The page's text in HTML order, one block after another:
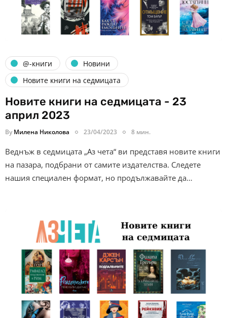
@-книги
Новини
Новите книги на седмицата
Новите книги на седмицата - 23
април 2023
By Милена Николова 23/04/2023 8 мин.
Веднъж в седмицата „Аз чета“ ви представя новите книги
на пазара, подбрани от самите издателства. Следете
нашия специален формат, но продължавайте да…